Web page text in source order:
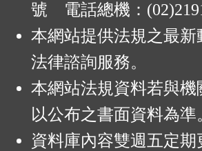
號 電話總機：
本網站提供法規之最
法律諮詢服務。
本網站法規資料若與
以公布之書面資料為準
資料庫內容雙週五定